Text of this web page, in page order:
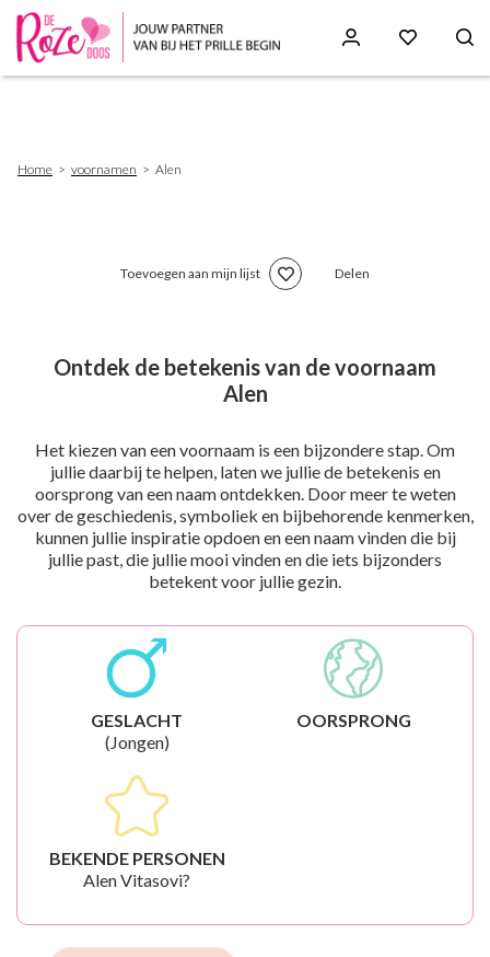
Home voornamen Alen
Toevoegen aan mijn lijst Delen
Ontdek de betekenis van de voornaam
Alen
Het kiezen van een voornaam is een bijzondere stap. Om
jullie daarbij te helpen, laten we jullie de betekenis en
oorsprong van een naam ontdekken. Door meer te weten
over de geschiedenis, symboliek en bijbehorende kenmerken,
kunnen jullie inspiratie opdoen en een naam vinden die bij
jullie past, die jullie mooi vinden en die iets bijzonders
betekent voor jullie gezin.
GESLACHT
(Jongen)
OORSPRONG
BEKENDE PERSONEN
Alen Vitasovi?